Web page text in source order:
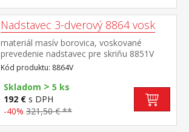
Nadstavec 3-dverový 8864 vosk
materiál masív borovica, voskované
prevedenie nadstavec pre skriňu 8851V
alebo 8863V
Kód produktu: 8864V
Skladom > 5 ks
192 € s DPH
-40% 321,50 € **